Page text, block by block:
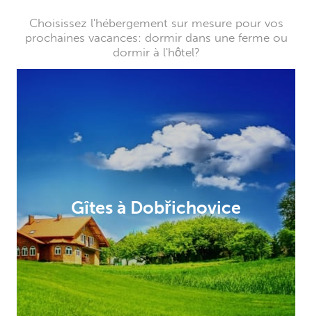
Choisissez l'hébergement sur mesure pour vos
prochaines vacances: dormir dans une ferme ou
dormir à l'hôtel?
Gîtes à Dobřichovice